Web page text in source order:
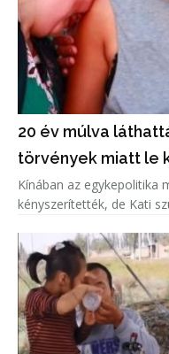
20 év múlva
törvények miatt le
Kínában az egykepolitika
kényszerítették, de Kati